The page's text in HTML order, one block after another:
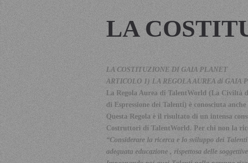
LA
LA COSTITUZIONE DI GAIA PLANET
ARTICOLO 1) LA REGOLA AUREA di GAIA
La Regola Aurea di TalentWorld (La Civiltà
di Espressione dei Talenti) è conosciuta
Questa Regola è il risultato di un intensa
Costruttori di TalentWorld. Per chi non la
“Considerare la ricerca e lo sviluppo dei
adeguata educazione , rispettosa delle